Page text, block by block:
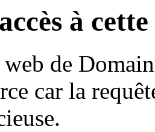
à
de
car la